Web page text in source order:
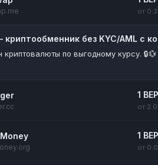
от
криптообменник без KYC/AML с
криптовалюты по выгодному курсу. 🔒💱
1
от
1
от